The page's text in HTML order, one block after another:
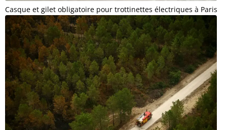
Casque et gilet obligatoire pour trottinettes électriques à Paris